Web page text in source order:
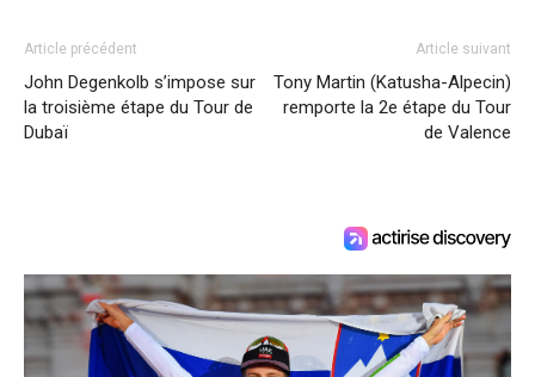
Article précédent
John Degenkolb s’impose sur
la troisième étape du Tour de
Dubaï
Article suivant
Tony Martin (Katusha-Alpecin)
remporte la 2e étape du Tour
de Valence